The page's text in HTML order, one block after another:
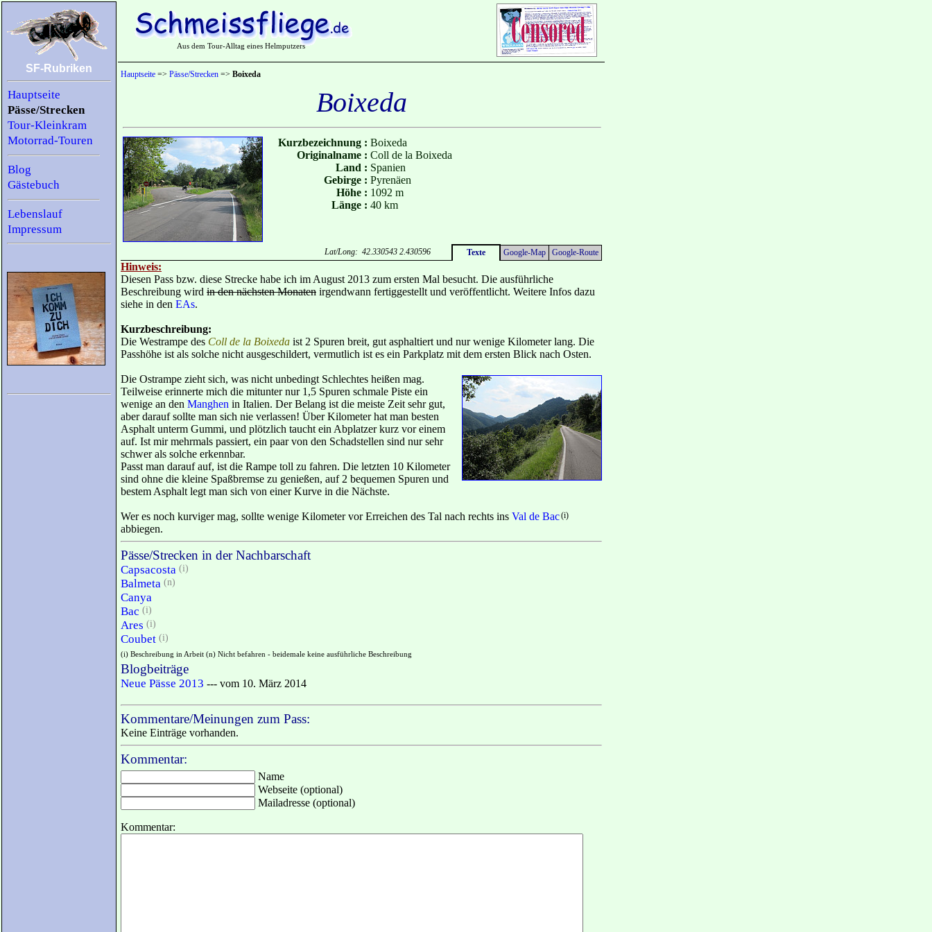
SF-Rubriken
Hauptseite
Pässe/Strecken
Tour-Kleinkram
Motorrad-Touren
Blog
Gästebuch
Lebenslauf
Impressum
Aus dem Tour-Alltag eines Helmputzers
Hauptseite => Pässe/Strecken => Boixeda
Boixeda
Kurzbezeichnung : Boixeda
Originalname : Coll de la Boixeda
Land : Spanien
Gebirge : Pyrenäen
Höhe : 1092 m
Länge : 40 km
Lat/Long: 42.330543 2.430596 Texte Google-Map Google-Route
Hinweis:
Diesen Pass bzw. diese Strecke habe ich im August 2013 zum ersten Mal besucht. Die ausführliche
Beschreibung wird in den nächsten Monaten irgendwann fertiggestellt und veröffentlicht. Weitere Infos dazu
siehe in den EAs.
Kurzbeschreibung:
Die Westrampe des Coll de la Boixeda ist 2 Spuren breit, gut asphaltiert und nur wenige Kilometer lang. Die
Passhöhe ist als solche nicht ausgeschildert, vermutlich ist es ein Parkplatz mit dem ersten Blick nach Osten.
Die Ostrampe zieht sich, was nicht unbedingt Schlechtes heißen mag.
Teilweise erinnerte mich die mitunter nur 1,5 Spuren schmale Piste ein
wenige an den Manghen in Italien. Der Belang ist die meiste Zeit sehr gut,
aber darauf sollte man sich nie verlassen! Über Kilometer hat man besten
Asphalt unterm Gummi, und plötzlich taucht ein Abplatzer kurz vor einem
auf. Ist mir mehrmals passiert, ein paar von den Schadstellen sind nur sehr
schwer als solche erkennbar.
Passt man darauf auf, ist die Rampe toll zu fahren. Die letzten 10 Kilometer
sind ohne die kleine Spaßbremse zu genießen, auf 2 bequemen Spuren und
bestem Asphalt legt man sich von einer Kurve in die Nächste.
Wer es noch kurviger mag, sollte wenige Kilometer vor Erreichen des Tal nach rechts ins Val de Bac(i)
abbiegen.
Pässe/Strecken in der Nachbarschaft
Capsacosta (i)
Balmeta (n)
Canya
Bac (i)
Ares (i)
Coubet (i)
(i) Beschreibung in Arbeit (n) Nicht befahren - beidemale keine ausführliche Beschreibung
Blogbeiträge
Neue Pässe 2013 --- vom 10. März 2014
Kommentare/Meinungen zum Pass:
Keine Einträge vorhanden.
Kommentar:
Name
Webseite (optional)
Mailadresse (optional)
Kommentar: